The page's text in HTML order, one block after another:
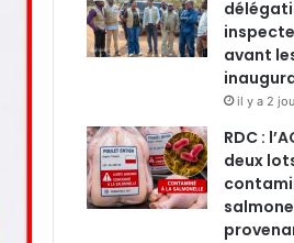
avant
il y a 2
RDC :
deux